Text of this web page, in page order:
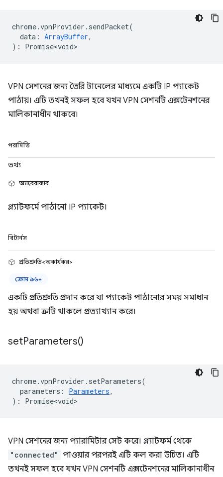
chrome.vpnProvider . sendPacket(
data : ArrayBuffer,
) : Promise<void>
VPN সেশনের জন্য তৈরি টানেলের মাধ্যমে একটি IP প্যাকেট
পাঠায়। এটি তখনই সফল হবে যখন VPN সেশনটি এক্সটেনশনের
মালিকানাধীন থাকবে।
পরামিতি
তথ্য
অ্যারেবাফার
প্ল্যাটফর্মে পাঠানো IP প্যাকেট।
রিটার্নস
প্রতিশ্রুতি<অকার্যকর>
ক্রোম ৯৬+
একটি প্রতিশ্রুতি প্রদান করে যা প্যাকেট পাঠানোর সময় সমাধান
হয় অথবা ত্রুটি থাকলে প্রত্যাখ্যান করে।
setParameters()
chrome.vpnProvider . setParameters(
parameters : Parameters,
) : Promise<void>
VPN সেশনের জন্য প্যারামিটার সেট করে। প্ল্যাটফর্ম থেকে
"connected" পাওয়ার পরপরই এটি কল করা উচিত। এটি
তখনই সফল হবে যখন VPN সেশনটি এক্সটেনশনের মালিকানাধীন